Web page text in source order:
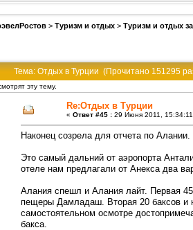
> Туризм и отдых > Туризм и отдых
Тема: Отдых в Турции (Прочитано 151295
эту тему.
Re:Отдых в Турции
« Ответ #45 : 29 Июня 2011,
Наконец созрела для отчета по Алании.
Это самый дальний от аэропорта
отеле нам предлагали от Анекса два
Алания спешл и Алания лайт. Первая
пещеры Дамладаш. Вторая 20 баксов и
самостоятельном осмотре
бакса.